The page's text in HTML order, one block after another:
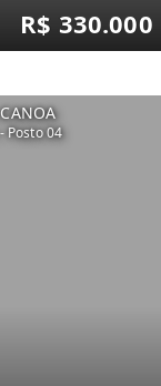
R$ 330.000
Posto 04